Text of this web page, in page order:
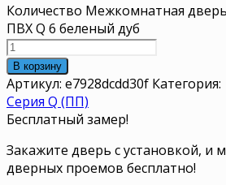
Количество Межкомнатная дверь
ПВХ Q 6 беленый дуб
В корзину
Артикул: e7928dcdd30f Категория:
Серия Q (ПП)
Бесплатный замер!
Закажите дверь с установкой, и
дверных проемов бесплатно!